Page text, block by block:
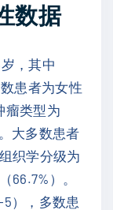
数据
，其中
患者为女性
瘤类型为
大多数患者
织学分级为
66.7%）。
），多数患